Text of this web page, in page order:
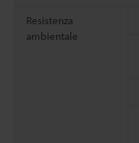
Resistenza
ambientale